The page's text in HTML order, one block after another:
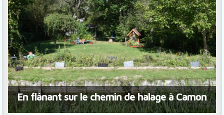
En flânant sur le chemin de halage à Camon